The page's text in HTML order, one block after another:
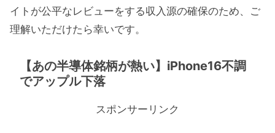
イトが公平なレビューをする収入源の確保のため、ご
理解いただけたら幸いです。
【あの半導体銘柄が熱い】iPhone16不調
でアップル下落
スポンサーリンク